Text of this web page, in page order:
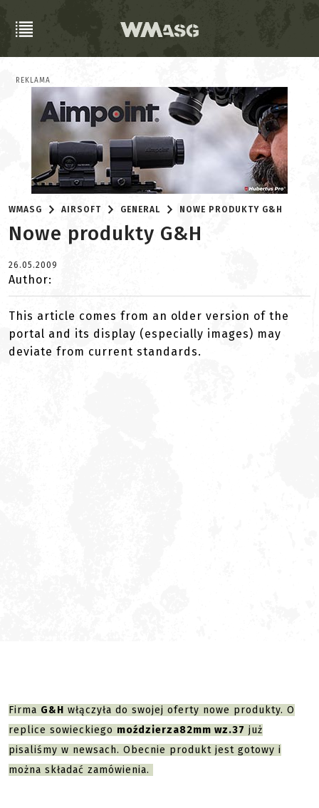
REKLAMA
WMASG AIRSOFT GENERAL NOWE PRODUKTY G&H
Nowe produkty G&H
26.05.2009
Author:
This article comes from an older version of the
portal and its display (especially images) may
deviate from current standards.
Firma G&H włączyła do swojej oferty nowe produkty. O
replice sowieckiego moździerza82mm wz.37 już
pisaliśmy w newsach. Obecnie produkt jest gotowy i
można składać zamówienia.